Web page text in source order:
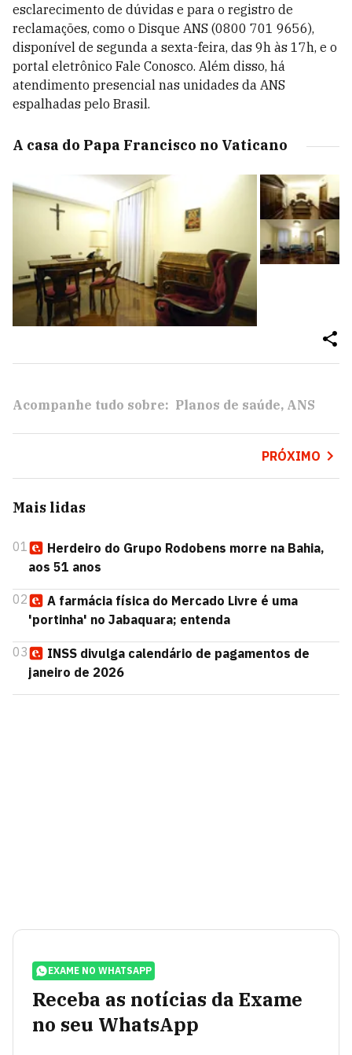
esclarecimento de dúvidas e para o registro de
reclamações, como o Disque ANS (0800 701 9656),
disponível de segunda a sexta-feira, das 9h às 17h, e o
portal eletrônico Fale Conosco. Além disso, há
atendimento presencial nas unidades da ANS
espalhadas pelo Brasil.
A casa do Papa Francisco no Vaticano
Acompanhe tudo sobre: Planos de saúde ANS
PRÓXIMO
Mais lidas
01
Herdeiro do Grupo Rodobens morre na Bahia,
aos 51 anos
02
A farmácia física do Mercado Livre é uma
'portinha' no Jabaquara; entenda
03
INSS divulga calendário de pagamentos de
janeiro de 2026
EXAME NO WHATSAPP
Receba as notícias da Exame
no seu WhatsApp